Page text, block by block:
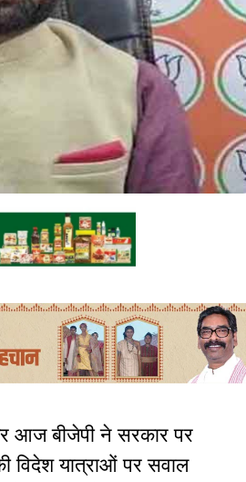
आज बीजेपी ने सरकार पर
विदेश यात्राओं पर सवाल